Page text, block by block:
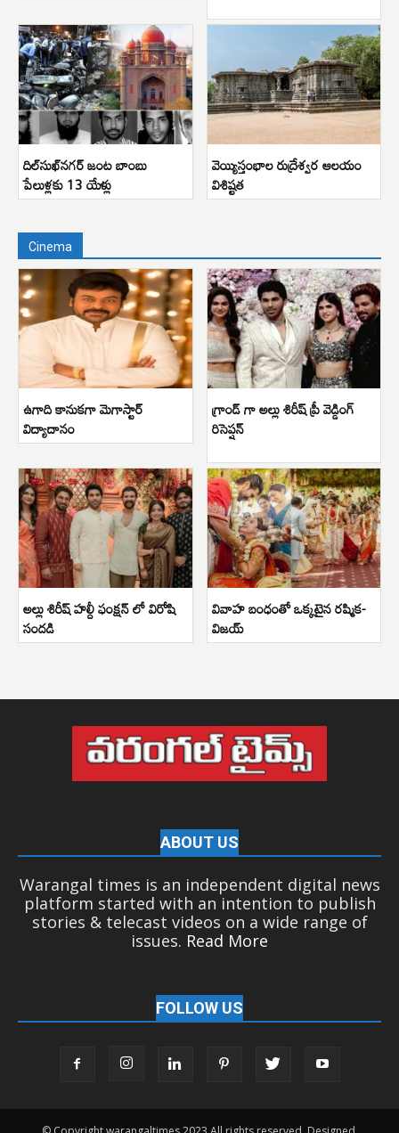
దిల్‌సుఖ్‌నగర్ జంట బాంబు
పేలుళ్లకు 13 యేళ్లు
వెయ్యిస్తంభాల రుద్రేశ్వర ఆలయం
విశిష్టత
Cinema
ఉగాది కానుకగా మెగాస్టార్
విద్యాదానం
గ్రాండ్ గా అల్లు శిరీష్ ప్రీ వెడ్డింగ్
రిసెప్షన్
అల్లు శిరీష్ హల్దీ ఫంక్షన్ లో విరోషి
సందడి
వివాహ బంధంతో ఒక్కటైన రష్మిక-
విజయ్
ABOUT US
Warangal times is an independent digital news
platform started with an intention to publish
stories & telecast videos on a wide range of
issues. Read More
FOLLOW US